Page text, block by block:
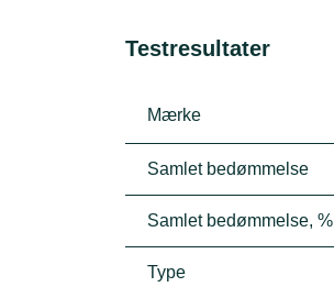
Testresultater
Mærke
Samlet bedømmelse
Samlet bedømmelse, %
Type